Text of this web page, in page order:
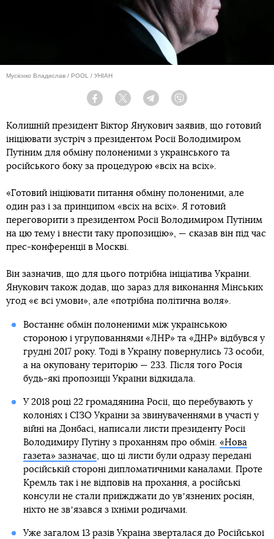
Мусієнко Владислав / POOL / УНІАН
Facebook Twitter Telegram
Колишній президент Віктор Янукович заявив, що готовий
ініціювати зустріч з президентом Росії Володимиром
Путіним для обміну полоненими з українського та
російського боку за процедурою «всіх на всіх».
«Готовий ініціювати питання обміну полоненими, але
один раз і за принципом «всіх на всіх». Я готовий
переговорити з президентом Росії Володимиром Путіним
на цю тему і внести таку пропозицію», — сказав він під час
прес-конференції в Москві.
Він зазначив, що для цього потрібна ініціатива України.
Янукович також додав, що зараз для виконання Мінських
угод «є всі умови», але «потрібна політична воля».
Востаннє обмін полоненими між українською
стороною і угрупованнями «ЛНР» та «ДНР» відбувся у
грудні 2017 року. Тоді в Україну повернулись 73 особи,
а на окуповану територію — 233. Після того Росія
будь-які пропозиції України відкидала.
У 2018 році 22 громадянина Росії, що перебувають у
колоніях і СІЗО України за звинуваченнями в участі у
війні на Донбасі, написали листи президенту Росії
Володимиру Путіну з проханням про обмін. «Нова
газета» зазначає, що ці листи були одразу передані
російській стороні дипломатичними каналами. Проте
Кремль так і не відповів на прохання, а російські
консули не стали приїжджати до увʼязнених росіян,
ніхто не звʼязався з їхніми родичами.
Уже загалом 13 разів Україна зверталася до Російської